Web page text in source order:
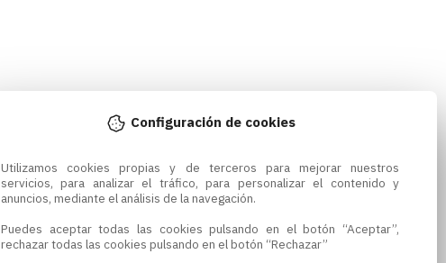
Configuración de cookies
Utilizamos cookies propias y de terceros para mejorar nuestros
servicios, para analizar el tráfico, para personalizar el contenido y
anuncios, mediante el análisis de la navegación.
Puedes aceptar todas las cookies pulsando en el botón “Aceptar”,
rechazar todas las cookies pulsando en el botón “Rechazar”